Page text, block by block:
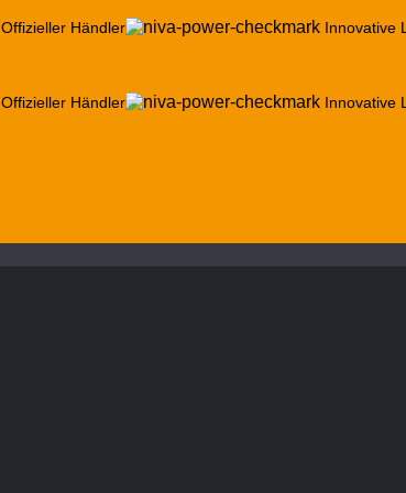
Offizieller Händler Innovative
Offizieller Händler Innovative